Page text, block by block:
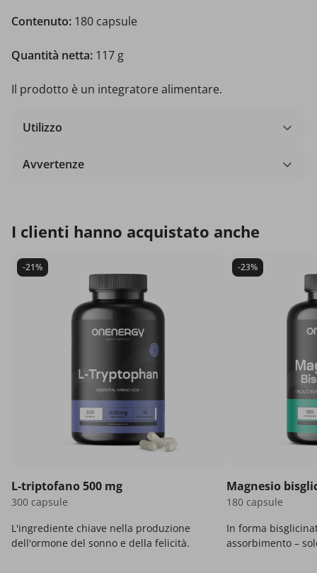
Contenuto: 180 capsule
Quantità netta: 117 g
Il prodotto è un integratore alimentare.
Utilizzo
Avvertenze
I clienti hanno acquistato anche
-21%
L-triptofano 500 mg
300 capsule
L'ingrediente chiave nella produzione
dell'ormone del sonno e della felicità.
-23%
Magnesio
180 capsule
In forma
assorbimento –